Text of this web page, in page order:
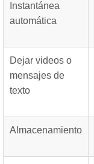
Instantánea
automática
Dejar videos o
mensajes de
texto
Almacenamiento